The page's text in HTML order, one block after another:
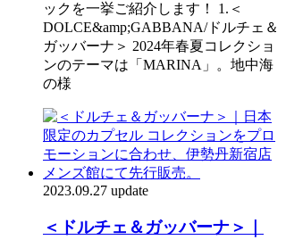
ックを一挙ご紹介します！ 1.＜
DOLCE&amp;GABBANA/ドルチェ＆
ガッバーナ＞ 2024年春夏コレクショ
ンのテーマは「MARINA」。地中海
の様
2023.09.27 update
＜ドルチェ＆ガッバーナ＞｜